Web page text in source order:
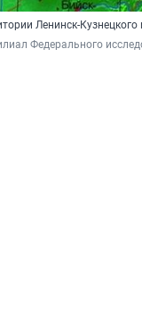
Ленинск-
Федерального